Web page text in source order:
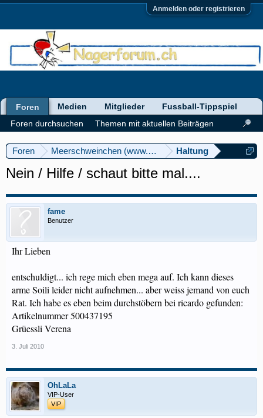
Anmelden oder registrieren
Foren Meerschweinchen (www.meerschweinforum.ch)
Haltung
Nein / Hilfe / schaut bitte mal....
fame
Benutzer
Ihr Lieben
entschuldigt... ich rege mich eben mega auf. Ich kann dieses
arme Soili leider nicht aufnehmen... aber weiss jemand von euch
Rat. Ich habe es eben beim durchstöbern bei ricardo gefunden:
Artikelnummer 500437195
Grüessli Verena
3. Juli 2010
OhLaLa
VIP-User
VIP
Foren
Foren durchsuchen
Themen mit aktuellen Beiträgen
Medien Mitglieder Fussball-Tippspiel